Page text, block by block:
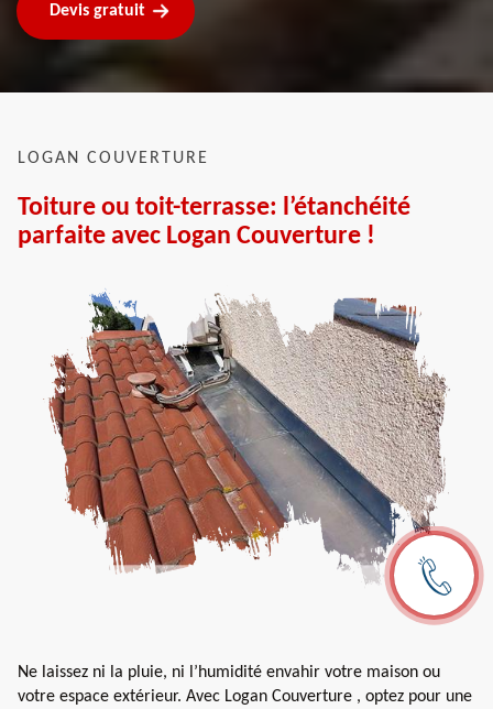
Devis gratuit
LOGAN COUVERTURE
Toiture ou toit-terrasse: l’étanchéité
parfaite avec Logan Couverture !
Ne laissez ni la pluie, ni l’humidité envahir votre maison ou
votre espace extérieur. Avec Logan Couverture , optez pour une